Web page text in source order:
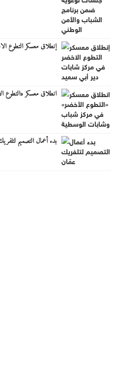
إنطلاق معسكر التطوع
انطلاق معسكر
بدء أعمال التصميم